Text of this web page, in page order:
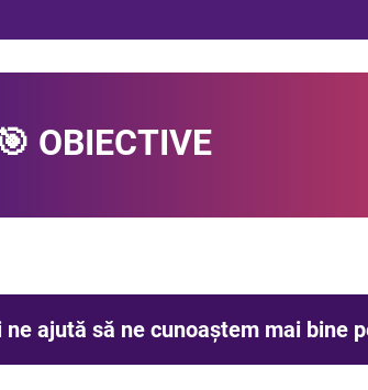
🎯 OBIECTIVE
ajută să ne cunoaștem mai bine